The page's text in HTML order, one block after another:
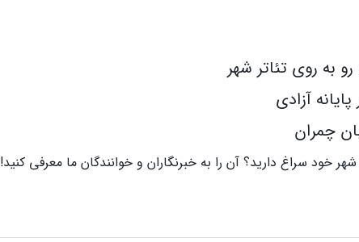
به روی تئاتر شهر
آزادی
چمران
خود سراغ دارید؟ آن را به خبرنگاران و خوانندگان ما معرفی کنید!